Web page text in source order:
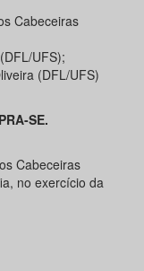
Cabeceiras
UFS);
(DFL/UFS)
SE.
Cabeceiras
no exercício da